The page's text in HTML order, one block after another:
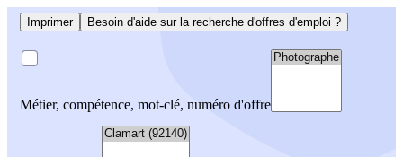
Imprimer Besoin d'aide sur la recherche d'offres d'emploi ?
Métier, compétence, mot-clé, numéro d'offre